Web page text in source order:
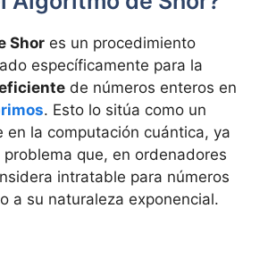
Shor es un procedimiento
específicamente para la
de números enteros en
. Esto lo sitúa como un
en la computación cuántica, ya
que, en ordenadores
intratable para números
a su naturaleza exponencial.